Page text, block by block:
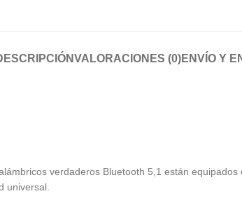
VALORACIONES (0)ENVÍO Y
verdaderos Bluetooth 5,1 están
universal.